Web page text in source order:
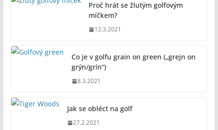
Proč hrát se žlutým golfovým
míčkem?
12.3.2021
Co je v golfu grain on green („grejn on
grýn/grín“)
8.3.2021
Jak se obléct na golf
27.2.2021